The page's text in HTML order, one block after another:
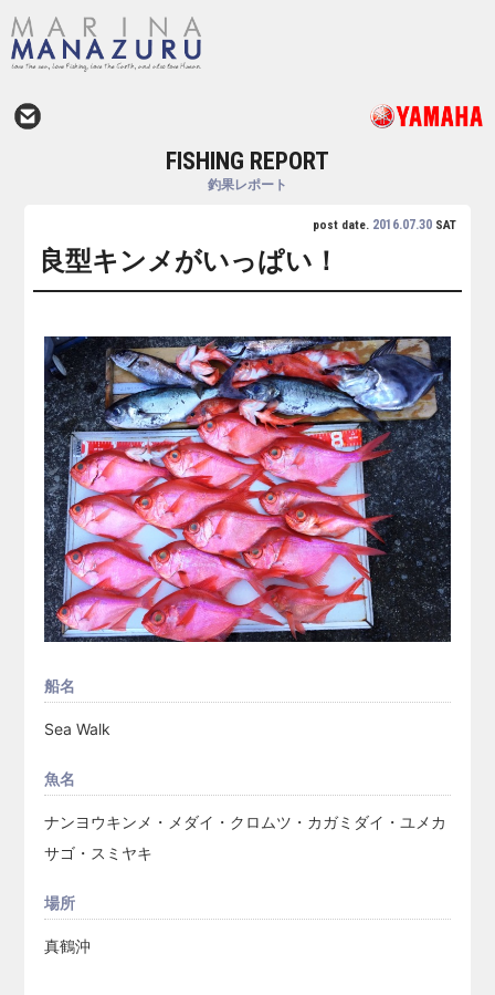
FISHING REPORT
釣果レポート
post date. 2016.07.30SAT
良型キンメがいっぱい！
船名
Sea Walk
魚名
ナンヨウキンメ・メダイ・クロムツ・カガミダイ・ユメカ
サゴ・スミヤキ
場所
真鶴沖